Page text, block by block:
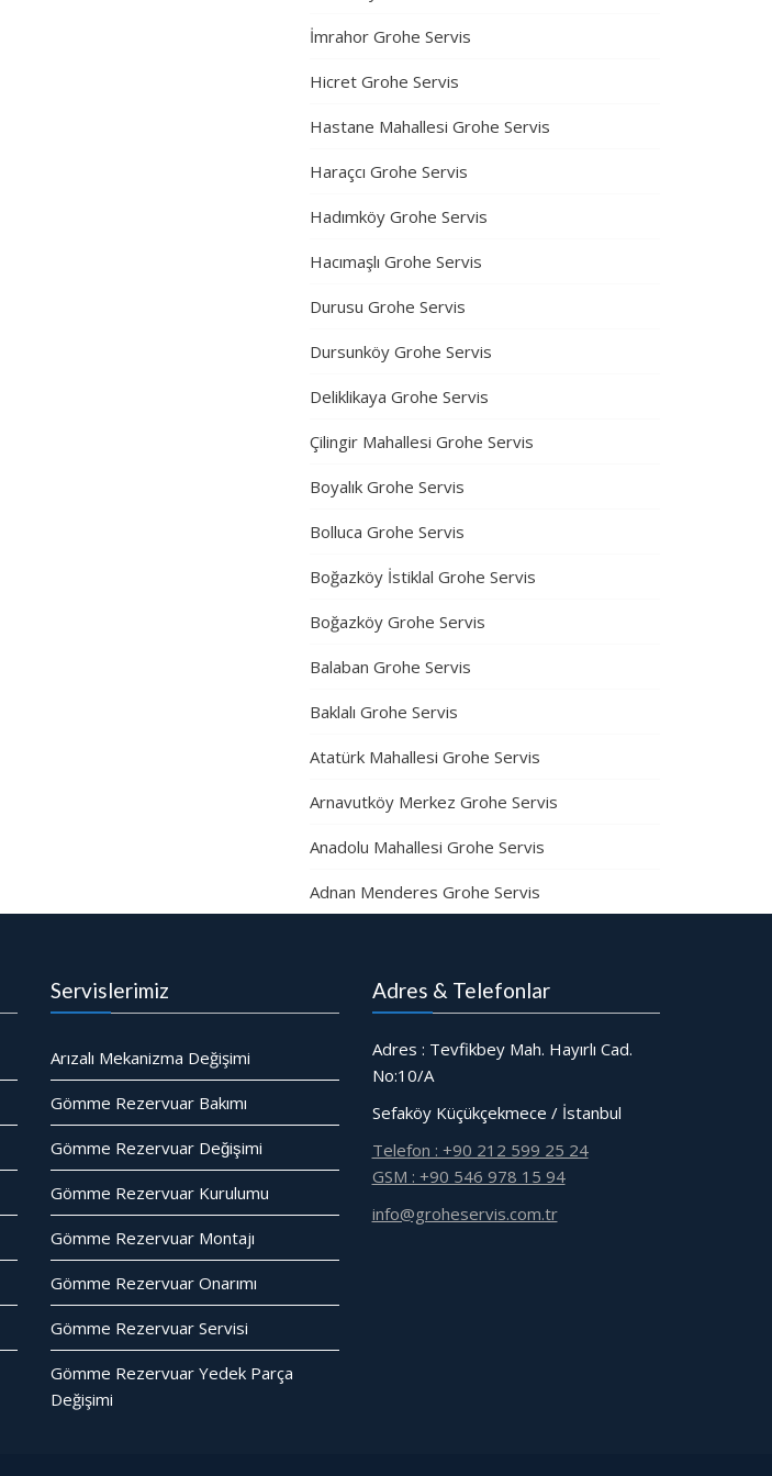
İmrahor Grohe Servis
Hicret Grohe Servis
Hastane Mahallesi Grohe Servis
Haraçcı Grohe Servis
Hadımköy Grohe Servis
Hacımaşlı Grohe Servis
Durusu Grohe Servis
Dursunköy Grohe Servis
Deliklikaya Grohe Servis
Çilingir Mahallesi Grohe Servis
Boyalık Grohe Servis
Bolluca Grohe Servis
Boğazköy İstiklal Grohe Servis
Boğazköy Grohe Servis
Balaban Grohe Servis
Baklalı Grohe Servis
Atatürk Mahallesi Grohe Servis
Arnavutköy Merkez Grohe Servis
Anadolu Mahallesi Grohe Servis
Adnan Menderes Grohe Servis
Servislerimiz
Arızalı Mekanizma Değişimi
Gömme Rezervuar Bakımı
Gömme Rezervuar Değişimi
Gömme Rezervuar Kurulumu
Gömme Rezervuar Montajı
Gömme Rezervuar Onarımı
Gömme Rezervuar Servisi
Gömme Rezervuar Yedek Parça
Değişimi
Adres & Telefonlar
Adres : Tevfikbey Mah. Hayırlı Cad.
No:10/A
Sefaköy Küçükçekmece / İstanbul
Telefon : +90 212 599 25 24
GSM : +90 546 978 15 94
info@groheservis.com.tr